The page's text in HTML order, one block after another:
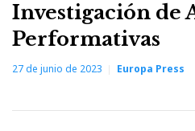
Investigación de
Performativas
27 de junio de 2023 Europa Press